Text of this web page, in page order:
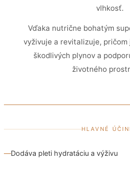
vlhkosť.
Vďaka nutrične bohatým
vyživuje a revitalizuje, pričom
škodlivých plynov a
životného
HLAVNÉ
Dodáva pleti hydratáciu a výživu